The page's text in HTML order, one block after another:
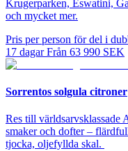
Krugerparken, Eswatini,
och mycket mer.
Pris per person för del i
17 dagar Från 63 990 SEK
Sorrentos solgula citroner
Res till världsarvsklassade
smaker och dofter –
tjocka, oljefyllda skal.